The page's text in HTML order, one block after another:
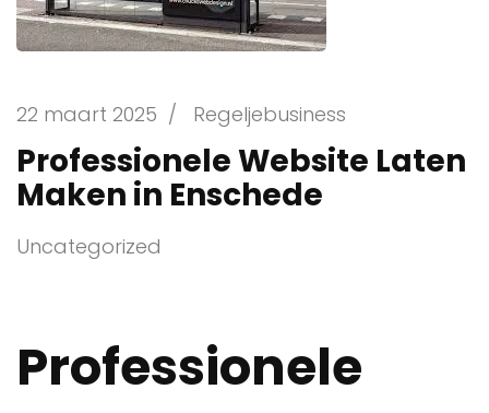
22 maart 2025 / Regeljebusiness
Professionele Website Laten
Maken in Enschede
Uncategorized
Professionele